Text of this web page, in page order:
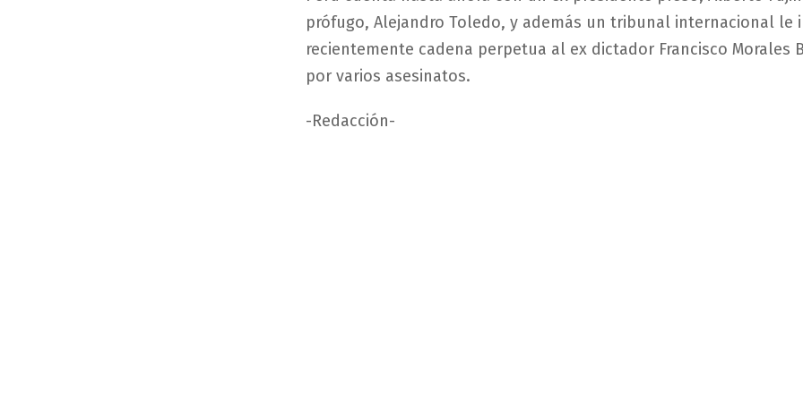
prófugo, Alejandro Toledo, y además un tribunal internacional le
recientemente cadena perpetua al ex dictador Francisco Morales
por varios asesinatos.
-Redacción-